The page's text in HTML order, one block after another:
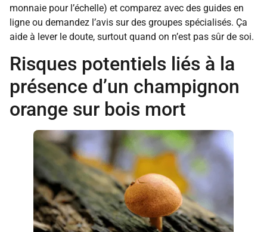
monnaie pour l’échelle) et comparez avec des guides en
ligne ou demandez l’avis sur des groupes spécialisés. Ça
aide à lever le doute, surtout quand on n’est pas sûr de soi.
Risques potentiels liés à la
présence d’un champignon
orange sur bois mort